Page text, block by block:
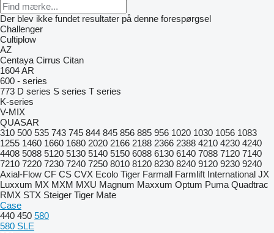
Der blev ikke fundet resultater på denne forespørgsel
Challenger
Cultiplow
AZ
Centaya Cirrus Citan
1604AR
600 - series
773 D series S series T series
K-series
V-MIX
QUASAR
310 500 535 743 745 844 845 856 885 956 1020 1030 1056 1083
1255 1460 1660 1680 2020 2166 2188 2366 2388 4210 4230 4240
4408 5088 5120 5130 5140 5150 6088 6130 6140 7088 7120 7140
7210 7220 7230 7240 7250 8010 8120 8230 8240 9120 9230 9240
Axial-Flow CF CS CVX Ecolo Tiger Farmall Farmlift International JX
Luxxum MX MXM MXU Magnum Maxxum Optum Puma Quadtrac
RMX STX Steiger Tiger Mate
Case
440 450 580
580 SLE